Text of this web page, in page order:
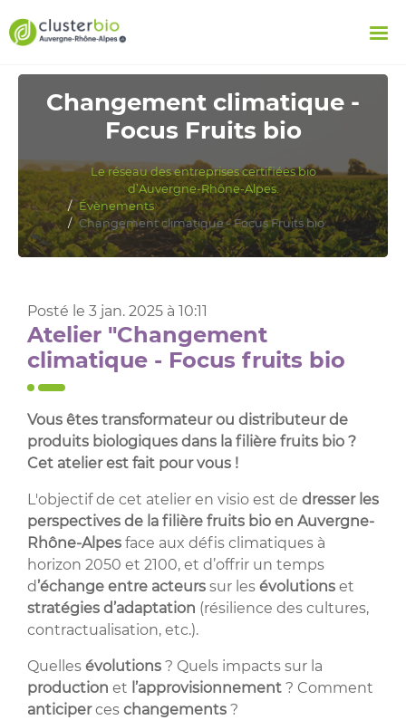
Changement climatique -
Focus Fruits bio
Le réseau des entreprises certifiées bio
d’Auvergne-Rhône-Alpes.
Évènements
Changement climatique - Focus Fruits bio
Posté le 3 jan. 2025 à 10:11
Atelier "Changement
climatique - Focus fruits bio
Vous êtes transformateur ou distributeur de
produits biologiques dans la filière fruits bio ?
Cet atelier est fait pour vous !
L'objectif de cet atelier en visio est de dresser les
perspectives de la filière fruits bio en Auvergne-
Rhône-Alpes face aux défis climatiques à
horizon 2050 et 2100, et d’offrir un temps
d’échange entre acteurs sur les évolutions et
stratégies d’adaptation (résilience des cultures,
contractualisation, etc.).
Quelles évolutions ? Quels impacts sur la
production et l’approvisionnement ? Comment
anticiperces changements ?